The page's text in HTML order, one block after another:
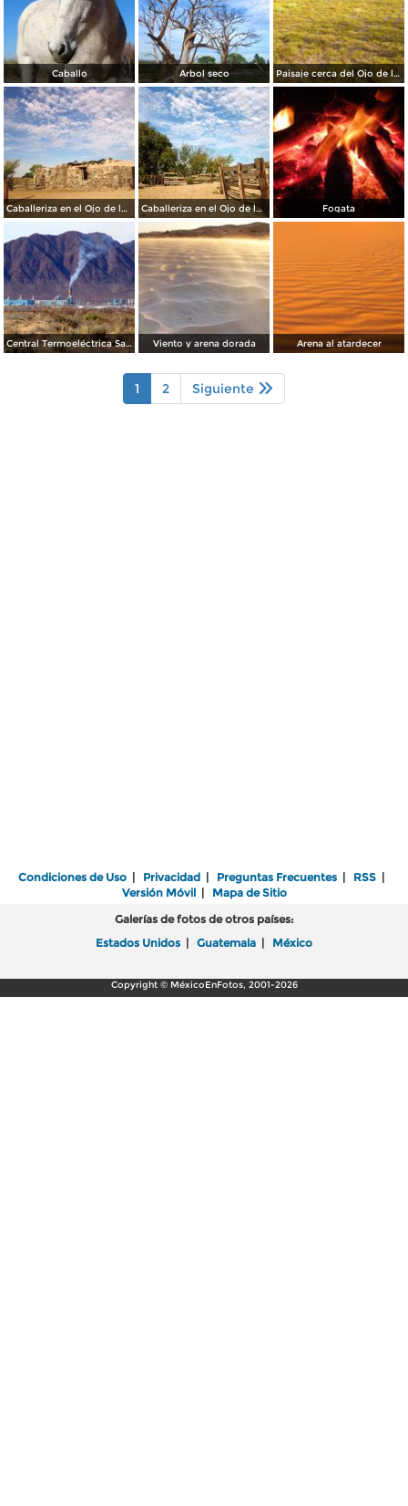
Caballo Árbol seco Paisaje cerca del Ojo de la Casa
Caballeriza en el Ojo de la Casa Caballeriza en el Ojo de la Casa Fogata
Central Termoeléctrica Samalayuca II Viento y arena dorada Arena al atardecer
1 2 Siguiente
Condiciones de Uso | Privacidad | Preguntas Frecuentes | RSS |
Versión Móvil| Mapa de Sitio
Galerías de fotos de otros países:
Estados Unidos | Guatemala | México
Copyright © MéxicoEnFotos, 2001-2026